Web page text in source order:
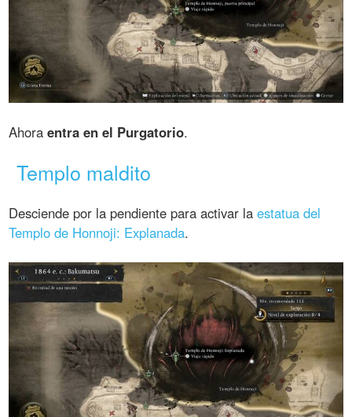
Ahoraentra en el Purgatorio.
Templo maldito
Desciende por la pendiente para activar laestatua del
Templo de Honnoji: Explanada.